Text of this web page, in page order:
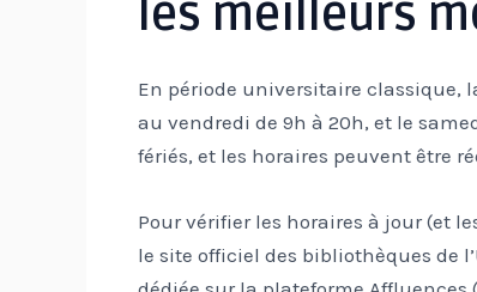
les meilleurs
En période universitaire classique,
au vendredi de 9h à 20h, et le
fériés, et les horaires peuvent être
Pour vérifier les horaires à jour (et
le site officiel des bibliothèques de